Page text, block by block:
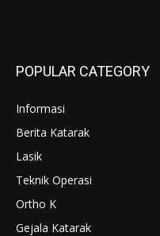
POPULAR CATEGORY
Informasi
Berita Katarak
Lasik
Teknik Operasi
Ortho K
Gejala Katarak